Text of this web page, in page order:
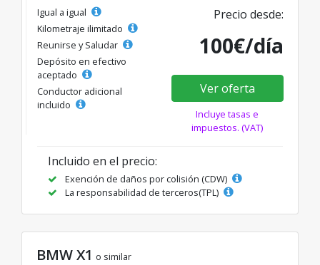
Igual a igual
Kilometraje ilimitado
Reunirse y Saludar
Depósito en efectivo
aceptado
Conductor adicional
incluido
Precio desde:
100€/día
Ver oferta
Incluye tasas e
impuestos. (VAT)
Incluido en el precio:
Exención de daños por colisión (CDW)
La responsabilidad de terceros(TPL)
BMW X1 o similar